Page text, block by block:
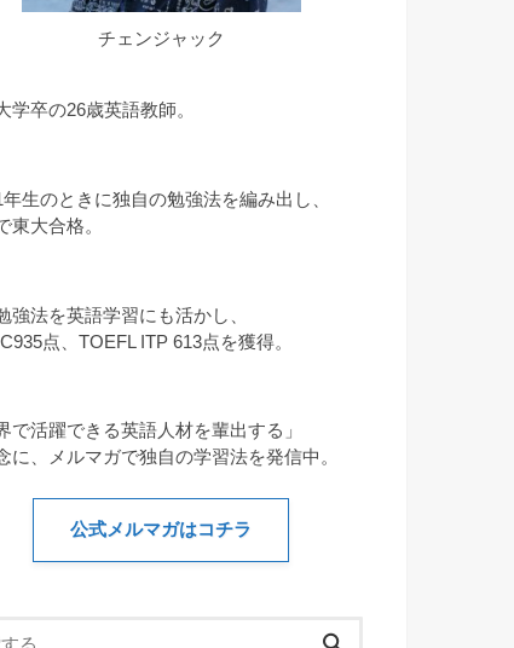
チェンジャック
学卒の26歳英語教師。
生のときに独自の勉強法を編み出し、
東大合格。
強法を英語学習にも活かし、
点、TOEFL ITP 613点を獲得。
で活躍できる英語人材を輩出する」
に、メルマガで独自の学習法を発信中。
公式メルマガはコチラ